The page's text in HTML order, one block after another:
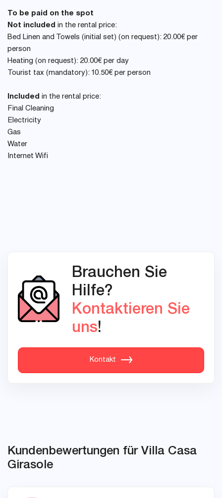
To be paid on the spot
Not included in the rental price:
Bed Linen and Towels (initial set) (on request): 20.00€ per
person
Heating (on request): 20.00€ per day
Tourist tax (mandatory): 10.50€ per person
Included in the rental price:
Final Cleaning
Electricity
Gas
Water
Internet Wifi
Brauchen Sie
Hilfe?
Kontaktieren Sie
uns!
Kontakt
Kundenbewertungen für Villa Casa
Girasole